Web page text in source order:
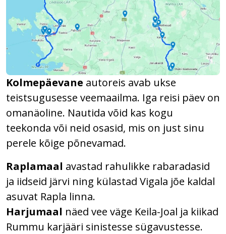
Kolmepäevane autoreis avab ukse
teistsugusesse veemaailma. Iga reisi päev on
omanäoline. Nautida võid kas kogu
teekonda või neid osasid, mis on just sinu
perele kõige põnevamad.
Raplamaal avastad rahulikke rabaradasid
ja iidseid järvi ning külastad Vigala jõe kaldal
asuvat Rapla linna.
Harjumaal näed vee väge Keila-Joal ja kiikad
Rummu karjääri sinistesse sügavustesse.